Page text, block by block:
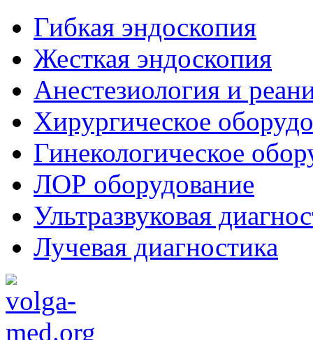
Гибкая эндоскопия
Жесткая эндоскопия
Анестезиология и
Хирургическое
Гинекологическое
ЛОР оборудование
Ультразвуковая
Лучевая диагностика